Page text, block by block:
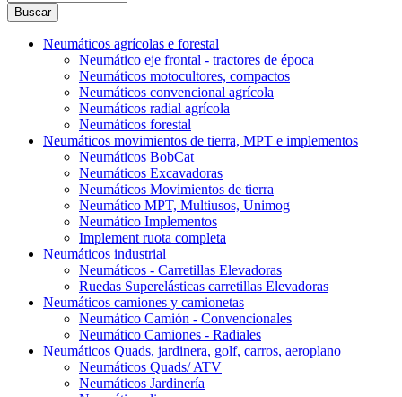
Neumáticos agrícolas e forestal
Neumático eje frontal - tractores de época
Neumáticos motocultores, compactos
Neumáticos convencional agrícola
Neumáticos radial agrícola
Neumáticos forestal
Neumáticos movimientos de tierra, MPT e implementos
Neumáticos BobCat
Neumáticos Excavadoras
Neumáticos Movimientos de tierra
Neumático MPT, Multiusos, Unimog
Neumático Implementos
Implement ruota completa
Neumáticos industrial
Neumáticos - Carretillas Elevadoras
Ruedas Superelásticas carretillas Elevadoras
Neumáticos camiones y camionetas
Neumático Camión - Convencionales
Neumático Camiones - Radiales
Neumáticos Quads, jardinera, golf, carros, aeroplano
Neumáticos Quads/ ATV
Neumáticos Jardinería